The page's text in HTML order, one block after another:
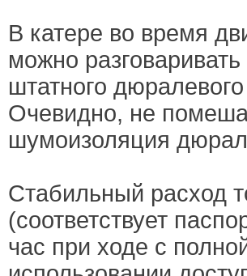
В катере во время
можно
штатного
Очевидно, не
шумоизоляция
Стабильный расход
(соответствует
час при ходе с